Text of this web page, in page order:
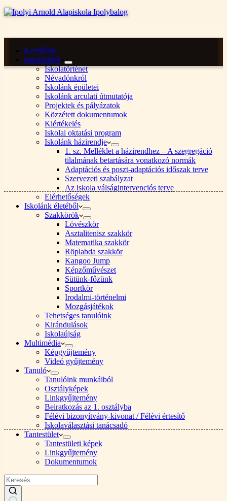
Kezdőlap
Iskolánkról
Iskolatörténet
Névadónkról
Iskolánk épületei
Iskolánk arculati útmutatója
Projektek és pályázatok
Közzétett dokumentumok
Kiértékelés
Iskolai oktatási program
Iskolánk házirendje
1. sz. Melléklet a házirendhez – A szegregáció
tilalmának betartására vonatkozó normák
Adaptációs és poszt-adaptációs időszak terve
Szervezeti szabályzat
Az iskola válságintervenciós terve
Elérhetőségek
Iskolánk életéből
Szakkörök
Lövészkör
Asztalitenisz szakkör
Matematika szakkör
Röplabda szakkör
Kangoo Jump
Képzőművészet
Sütünk-főzünk
Sportkör
Irodalmi-történelmi
Mozgásjátékok
Tehetséges tanulóink
Kirándulások
Iskolaújság
Multimédia
Képgyűjtemény
Videó gyűjtemény
Tanuló
Tanulóink munkáiból
Osztályképek
Linkgyűjtemény
Beiratkozás az 1. osztályba
Félévi bizonyítvány-kivonat / Félévi értesítő
Iskolaválasztási tanácsadó
Tantestület
Tantestületi képek
Linkgyűjtemény
Dokumentumok